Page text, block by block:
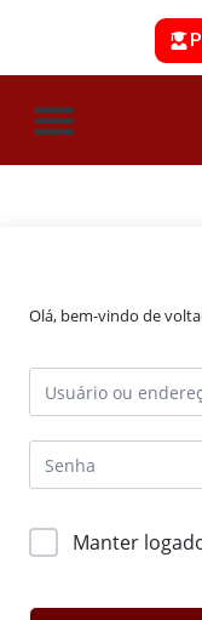
Olá, bem-vindo de
Manter